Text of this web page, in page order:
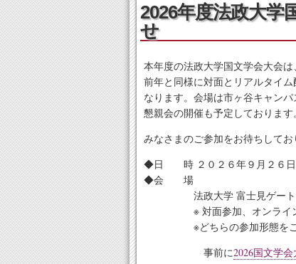
2026年度法政大学
せ
本年度の法政大学国文学会大会は
前年と同様に対面とリアルタイ
なります。会場は市ヶ谷キャンパ
懇親会の開催も予定しておりま
みなさまのご参加をお待ちしてお
◆日 時 ２０２６年９月２６日
◆会 場
法政大学 富士見ゲート５
※ 対面参加、オンライン（
※どちらの参加形態をご希
事前に2026国文学